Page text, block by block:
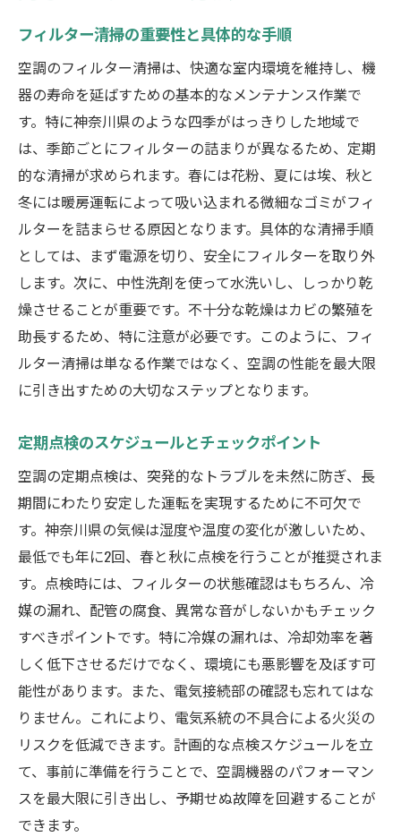
DIYメンテナンスのメリットと注意点
神奈川県での四季に応じた空調管理のポイント
春における空調準備の始め方
夏の暑さ対策と効率的な冷房使用法
秋の空調機器のトラブル予防策
冬の暖房効率を高めるテクニック
季節ごとの空調設定の最適化
地域特有の気候に対応する管理法
異常音や冷却性能低下の早期発見が快適生活の
鍵
異常音の種類とそれぞれの危険性
冷却機能の低下を見極めるサイン
異常が発生した際の応急処置方法
冷却性能維持のための日常点検法
早期発見と迅速対応がもたらす利点
空調機器を長持ちさせるための日常的なケアの
重要性
毎日の簡単な掃除が寿命を延ばす理由
定期的なプロフェッショナルチェックの勧
め
使用頻度に応じたメンテナンスの頻度
劣化を防ぐための周辺環境の整え方
日常的なケアの具体的な方法
機器の状態を把握するための記録法
専門家による迅速な対応で空調トラブルを回避
する
フィルター清掃の重要性と具体的な手順
空調のフィルター清掃は、快適な室内環境を維持し、機
器の寿命を延ばすための基本的なメンテナンス作業で
す。特に神奈川県のような四季がはっきりした地域で
は、季節ごとにフィルターの詰まりが異なるため、定期
的な清掃が求められます。春には花粉、夏には埃、秋と
冬には暖房運転によって吸い込まれる微細なゴミがフィ
ルターを詰まらせる原因となります。具体的な清掃手順
としては、まず電源を切り、安全にフィルターを取り外
します。次に、中性洗剤を使って水洗いし、しっかり乾
燥させることが重要です。不十分な乾燥はカビの繁殖を
助長するため、特に注意が必要です。このように、フィ
ルター清掃は単なる作業ではなく、空調の性能を最大限
に引き出すための大切なステップとなります。
定期点検のスケジュールとチェックポイント
空調の定期点検は、突発的なトラブルを未然に防ぎ、長
期間にわたり安定した運転を実現するために不可欠で
す。神奈川県の気候は湿度や温度の変化が激しいため、
最低でも年に2回、春と秋に点検を行うことが推奨されま
す。点検時には、フィルターの状態確認はもちろん、冷
媒の漏れ、配管の腐食、異常な音がしないかもチェック
すべきポイントです。特に冷媒の漏れは、冷却効率を著
しく低下させるだけでなく、環境にも悪影響を及ぼす可
能性があります。また、電気接続部の確認も忘れてはな
りません。これにより、電気系統の不具合による火災の
リスクを低減できます。計画的な点検スケジュールを立
て、事前に準備を行うことで、空調機器のパフォーマン
スを最大限に引き出し、予期せぬ故障を回避することが
できます。